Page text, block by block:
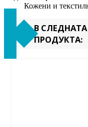
Кожени и
В
ПРОДУКТА: